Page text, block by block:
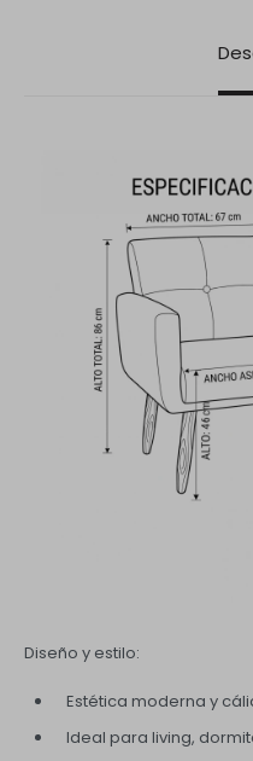
Diseño y estilo:
Estética moderna y
Ideal para living,